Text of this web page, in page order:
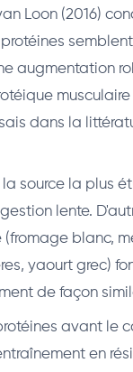
Loon (2016)
augmentation
musculaire
dans la
source la plus
lente.
blanc,
yaourt grec)
de façon
avant le
en